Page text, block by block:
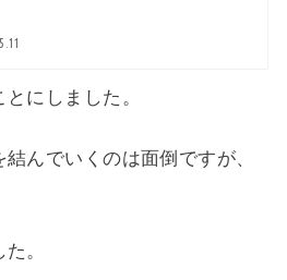
にしました。
んでいくのは面倒ですが、
。